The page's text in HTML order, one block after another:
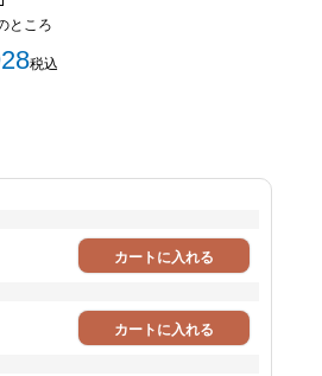
ところ
税込
カートに入れる
カートに入れる